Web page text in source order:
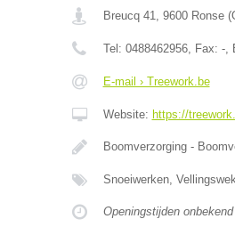
Breucq 41, 9600 Ronse(
Tel: 0488462956, Fax: -,
E-mail › Treework.be
Website: https://
Boomverzorging -
Snoeiwerken,
Openingstijden onbekend